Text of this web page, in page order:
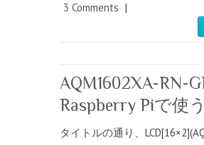
3 Comments |
AQM1602XA-RN-
Raspberry Piで使う
タイトルの通り、